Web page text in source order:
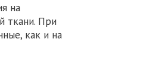
на
ткани. При
как и на